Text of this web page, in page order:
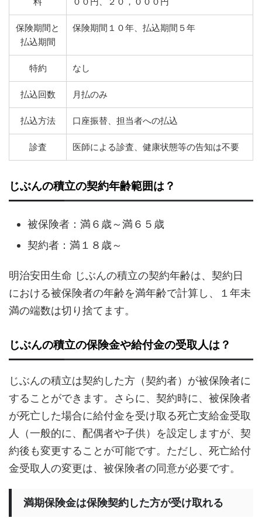
保険期間と
払込期間
保険期間１０年、払込期間５年
特約 なし
払込回数 月払のみ
払込方法 口座振替、担当者への払込
診査 医師による診査、健康状態等の告知は不要
じぶんの積立の契約年齢範囲は？
被保険者：満６歳～満６５歳
契約者：満１８歳～
明治安田生命 じぶんの積立の契約年齢は、契約日
における被保険者の年齢を満年齢で計算し、１年未
満の端数は切り捨てます。
じぶんの積立の保険金や給付金の受取人は？
じぶんの積立は契約した方（契約者）が被保険者に
することができます。さらに、契約時に、被保険者
が死亡した場合に給付金を受け取る死亡支給金受取
人（一般的に、配偶者や子供）を設定しますが、契
約後も変更することが可能です。ただし、死亡給付
金受取人の変更は、被保険者の同意が必要です。
満期保険金は保険契約した方が受け取れる